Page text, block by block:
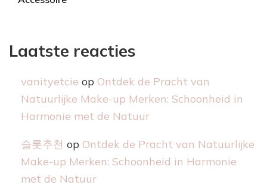
Laatste reacties
vanityetcie op Ontdek de Pracht van
Natuurlijke Make-up Merken: Schoonheid in
Harmonie met de Natuur
슬롯추천 op Ontdek de Pracht van Natuurlijke
Make-up Merken: Schoonheid in Harmonie
met de Natuur